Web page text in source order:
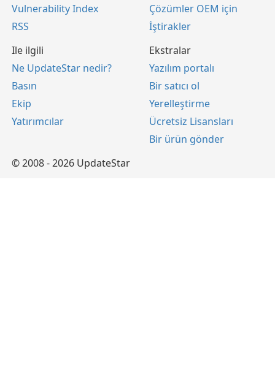
Vulnerability Index
RSS
Çözümler OEM için
İştirakler
Ile ilgili
Ne UpdateStar nedir?
Basın
Ekip
Yatırımcılar
Ekstralar
Yazılım portalı
Bir satıcı ol
Yerelleştirme
Ücretsiz Lisansları
Bir ürün gönder
© 2008 - 2026 UpdateStar